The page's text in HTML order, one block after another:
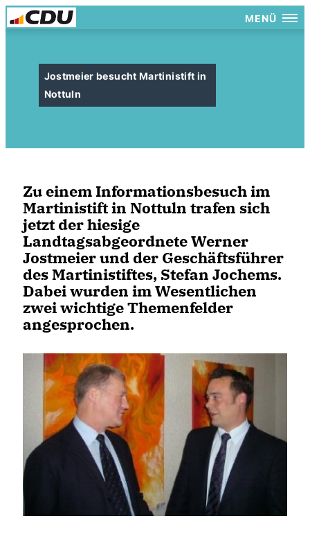
MENÜ
Jostmeier besucht Martinistift in
Nottuln
Zu einem Informationsbesuch im
Martinistift in Nottuln trafen sich
jetzt der hiesige
Landtagsabgeordnete Werner
Jostmeier und der Geschäftsführer
des Martinistiftes, Stefan Jochems.
Dabei wurden im Wesentlichen
zwei wichtige Themenfelder
angesprochen.